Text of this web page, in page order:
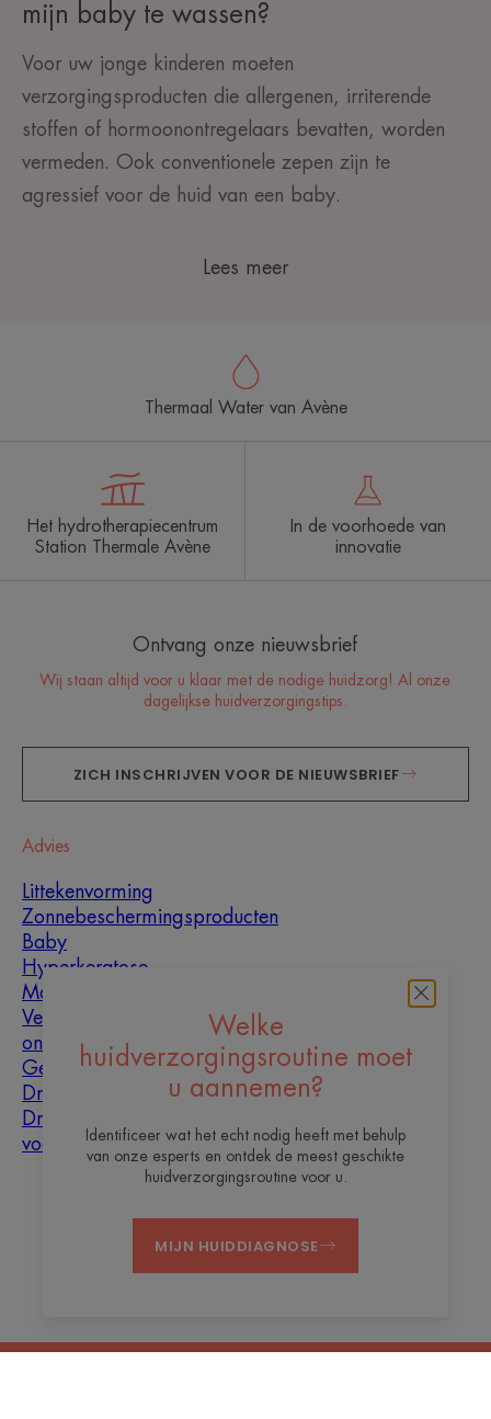
mijn baby te wassen?
Voor uw jonge kinderen moeten
verzorgingsproducten die allergenen, irriterende
stoffen of hormoonontregelaars bevatten, worden
vermeden. Ook conventionele zepen zijn te
agressief voor de huid van een baby.
Lees meer
Welke
huidverzorgingsroutine moet
u aannemen?
Identificeer wat het echt nodig heeft met behulp
van onze esperts en ontdek de meest geschikte
huidverzorgingsroutine voor u.
MIJN HUIDDIAGNOSE
Thermaal Water van Avène
Het hydrotherapiecentrum
Station Thermale Avène
In de voorhoede van
innovatie
Ontvang onze nieuwsbrief
Wij staan altijd voor u klaar met de nodige huidzorg! Al onze
dagelijkse huidverzorgingstips.
ZICH INSCHRIJVEN VOOR DE NIEUWSBRIEF
Advies
Littekenvorming
Zonnebeschermingsproducten
Baby
Hyperkeratose
Mannen
Vette huid met
oneffenheden
Gemengde huid
Droge huid
Droogheid en
vochtarme huid
Contact Veelgestelde vragen